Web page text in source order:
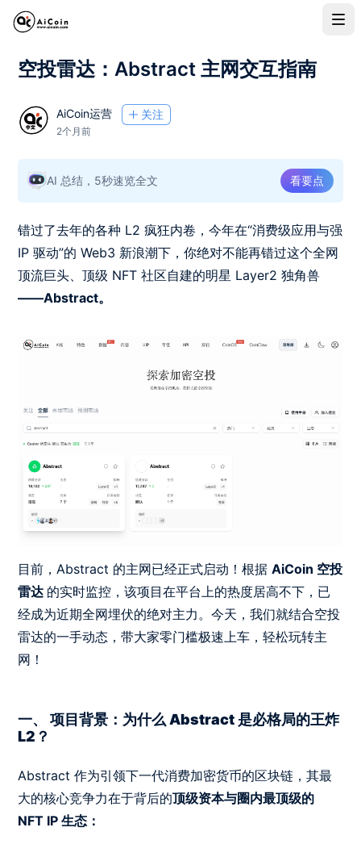
空投雷达：Abstract 主网交互指南
AiCoin运营 关注
2个月前
AI 总结，5秒速览全文 看要点
错过了去年的各种 L2 疯狂内卷，今年在“消费级应用与强
IP 驱动”的 Web3 新浪潮下，你绝对不能再错过这个全网
顶流巨头、顶级 NFT 社区自建的明星 Layer2 独角兽
——Abstract。
目前，Abstract 的主网已经正式启动！根据AiCoin 空投
雷达 的实时监控，该项目在平台上的热度居高不下，已
经成为近期全网埋伏的绝对主力。今天，我们就结合空投
雷达的一手动态，带大家零门槛极速上车，轻松玩转主
网！
一、 项目背景：为什么 Abstract 是必格局的王炸
L2？
Abstract 作为引领下一代消费加密货币的区块链，其最
大的核心竞争力在于背后的顶级资本与圈内最顶级的
NFT IP 生态：